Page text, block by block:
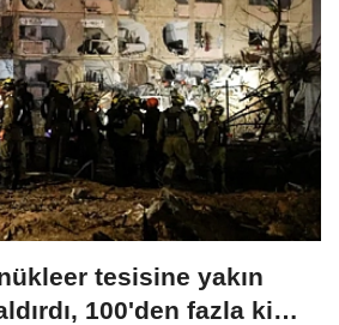
tesisine yakın
100'den fazla kişi